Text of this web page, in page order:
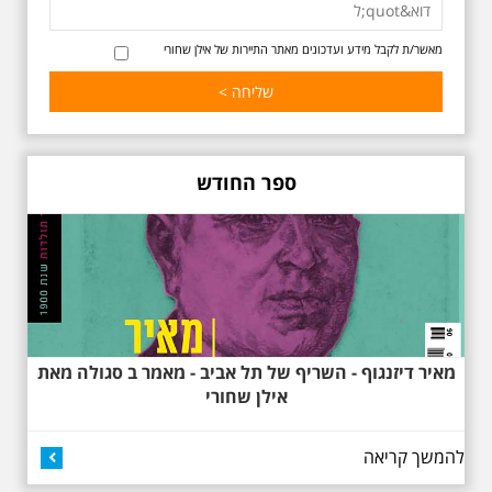
הפיכתה של תל אביב לבירת התרבות
של ארץ ישראל. זאת בעיקר סביב
החלטתו של חיים נחמן ביאליק
להתיישב בתל אביב והמהלכים
העירוניים שהושפעו מכך. הסיור יהיה
בדגש התרבותיות התל אביבית של
את רחובות ביאליק ואידלסון כשכל
החברה הגבוהה התל אביבית
והארצישראלית ביקשה לגור בסמיכות
למשורר הלאומי. נדבר על המבנים,
בית ביאליק, בית ראובן, מלון סקורה,
בית קרוסל, קפה נגה המשפחות
שגרו ברחובות אלו ועוד הפתעות.
באוהאוס בלילה
25.6.2025 ליל חמישי
מאשר/ת לקבל מידע ועדכונים מאתר התיירות של אילן שחורי
ספר החודש
מאיר דיזנגוף - השריף של תל אביב - מאמר ב סגולה מאת
אילן שחורי
להמשך קריאה